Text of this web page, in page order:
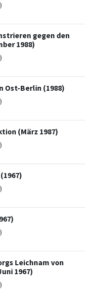
gegen den
1988)
Berlin (1988)
(März 1987)
Leichnam von
1967)